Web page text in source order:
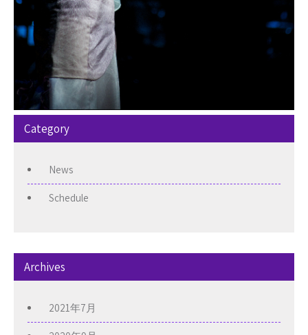
Category
News
Schedule
Archives
2021年7月